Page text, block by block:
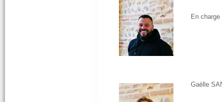
En
Gaëlle